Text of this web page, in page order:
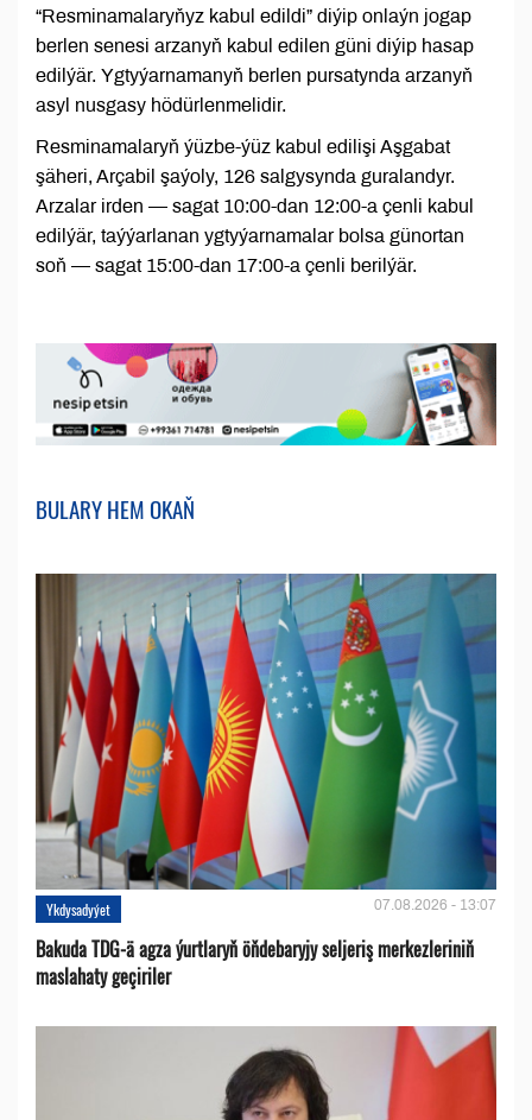
“Resminamalaryňyz kabul edildi” diýip onlaýn jogap
berlen senesi arzanyň kabul edilen güni diýip hasap
edilýär. Ygtyýarnamanyň berlen pursatynda arzanyň
asyl nusgasy hödürlenmelidir.
Resminamalaryň ýüzbe-ýüz kabul edilişi Aşgabat
şäheri, Arçabil şaýoly, 126 salgysynda guralandyr.
Arzalar irden — sagat 10:00-dan 12:00-a çenli kabul
edilýär, taýýarlanan ygtyýarnamalar bolsa günortan
soň — sagat 15:00-dan 17:00-a çenli berilýär.
BULARY HEM OKAŇ
Ykdysadyýet 07.08.2026 - 13:07
Bakuda TDG-ä agza ýurtlaryň öňdebaryjy seljeriş merkezleriniň
maslahaty geçiriler